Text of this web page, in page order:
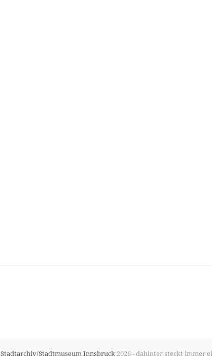
Stadtarchiv/Stadtmuseum Innsbruck 2026 - dahinter steckt immer